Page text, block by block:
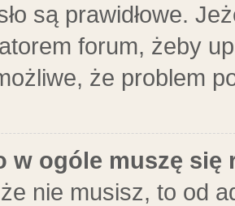
są prawidłowe.
forum, żeby
że problem
w ogóle muszę się
nie musisz, to od